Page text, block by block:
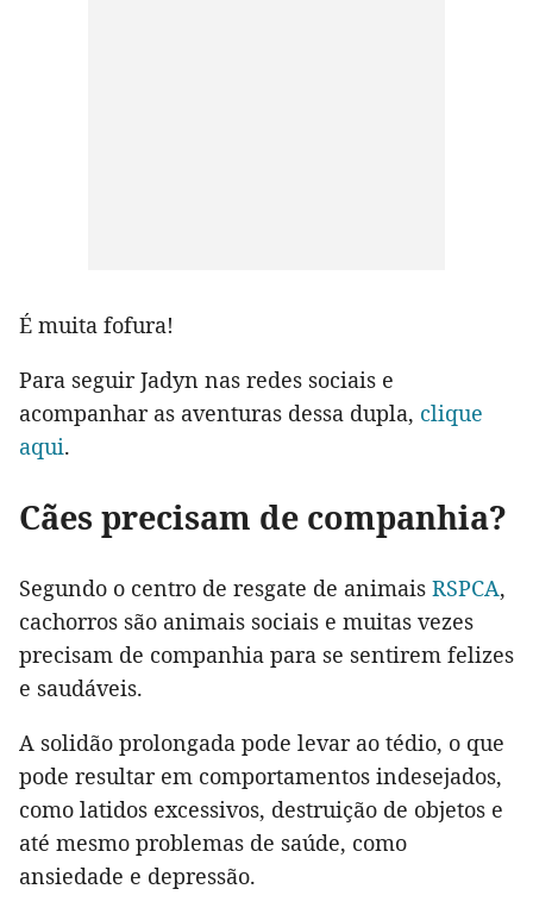
É muita fofura!
Para seguir Jadyn nas redes sociais e
acompanhar as aventuras dessa dupla, clique
aqui.
Cães precisam de companhia?
Segundo o centro de resgate de animais RSPCA,
cachorros são animais sociais e muitas vezes
precisam de companhia para se sentirem felizes
e saudáveis.
A solidão prolongada pode levar ao tédio, o que
pode resultar em comportamentos indesejados,
como latidos excessivos, destruição de objetos e
até mesmo problemas de saúde, como
ansiedade e depressão.